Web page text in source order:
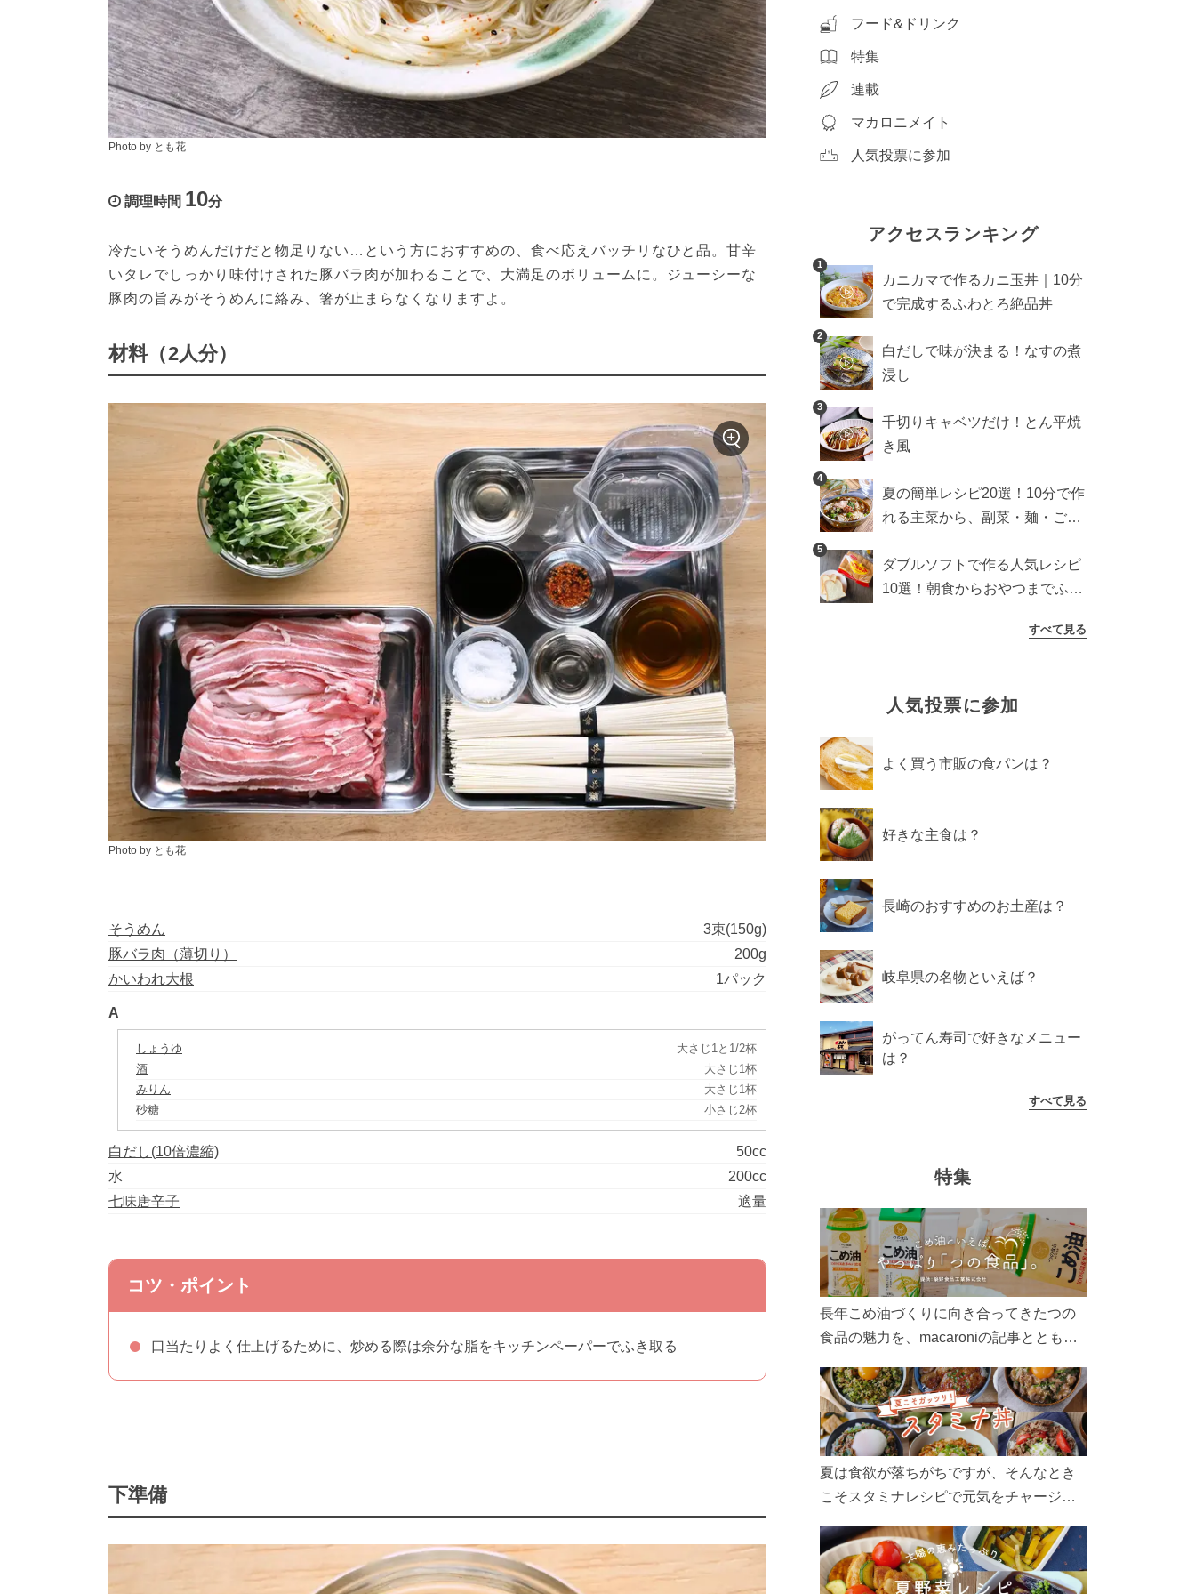
Photo by とも花
調理時間 10分
冷たいそうめんだけだと物足りない…という方におすすめの、食べ応えバッチリなひと品。甘辛
いタレでしっかり味付けされた豚バラ肉が加わることで、大満足のボリュームに。ジューシーな
豚肉の旨みがそうめんに絡み、箸が止まらなくなりますよ。
材料（2人分）
Photo by とも花
そうめん
3束(150g)
豚バラ肉（薄切り）
200g
かいわれ大根
1パック
A
しょうゆ
大さじ1と1/2杯
酒
大さじ1杯
みりん
大さじ1杯
砂糖
小さじ2杯
白だし(10倍濃縮)
50cc
水
200cc
七味唐辛子
適量
コツ・ポイント
口当たりよく仕上げるために、炒める際は余分な脂をキッチンペーパーでふき取る
下準備
フード&ドリンク
特集
連載
マカロニメイト
人気投票に参加
アクセスランキング
1
カニカマで作るカニ玉丼｜10分
で完成するふわとろ絶品丼
2
白だしで味が決まる！なすの煮
浸し
3
千切りキャベツだけ！とん平焼
き風
4
夏の簡単レシピ20選！10分で作
れる主菜から、副菜・麺・ごは
5
ダブルソフトで作る人気レシピ
10選！朝食からおやつまでふん
すべて見る
人気投票に参加
よく買う市販の食パンは？
好きな主食は？
長崎のおすすめのお土産は？
岐阜県の名物といえば？
がってん寿司で好きなメニュー
は？
すべて見る
特集
長年こめ油づくりに向き合ってきたつの
食品の魅力を、macaroniの記事とともに
ん、製造現場や品質へのこだわりまで。
こめ油をもっと好きになるコンテンツを
ぜひお楽しみください。
夏は食欲が落ちがちですが、そんなとき
こそスタミナレシピで元気をチャージ！
リ食べて、夏バテを吹き飛ばしましょ
う！